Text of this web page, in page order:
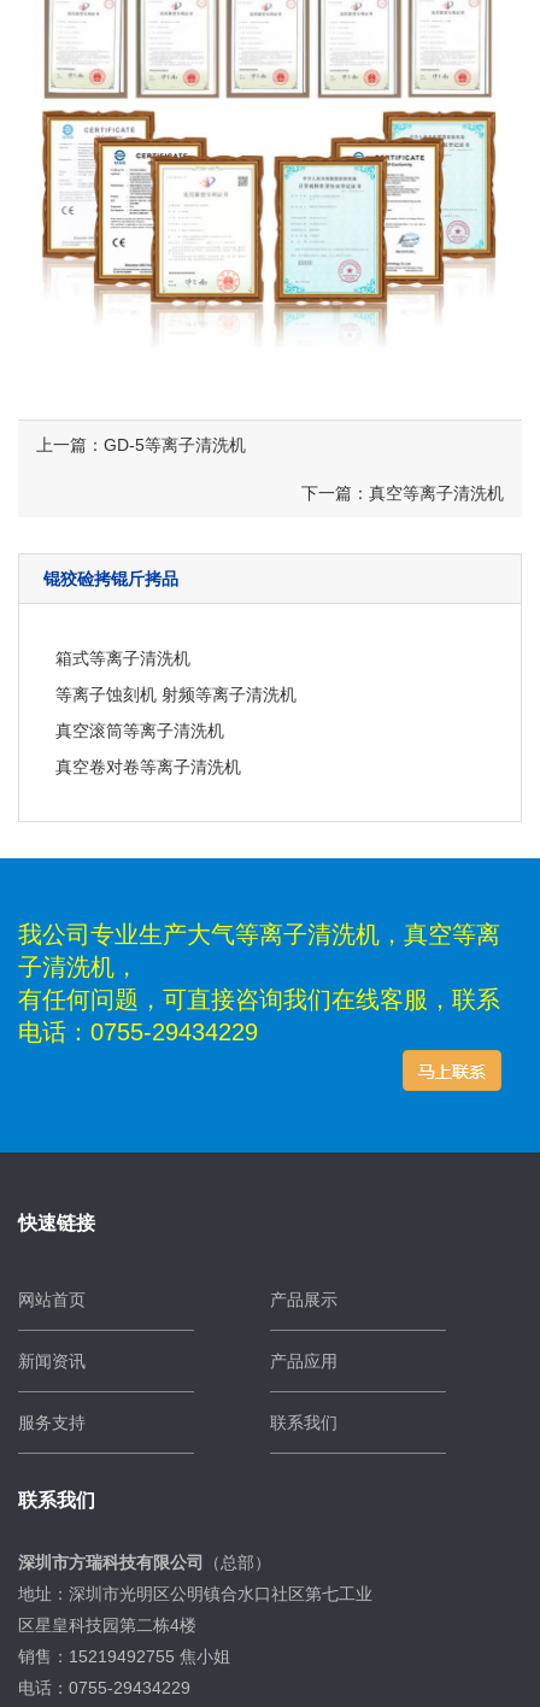
上一篇：GD-5等离子清洗机
下一篇：真空等离子清洗机
锟狡硷拷锟斤拷品
箱式等离子清洗机
等离子蚀刻机 射频等离子清洗机
真空滚筒等离子清洗机
真空卷对卷等离子清洗机
我公司专业生产大气等离子清洗机，真空等离
子清洗机，
有任何问题，可直接咨询我们在线客服，联系
电话：0755-29434229
快速链接
网站首页 产品展示
新闻资讯 产品应用
服务支持 联系我们
联系我们
深圳市方瑞科技有限公司
（总部）
地址：深圳市光明区公明镇合水口社区第七工业
区星皇科技园第二栋4楼
销售：15219492755 焦小姐
电话：0755-29434229